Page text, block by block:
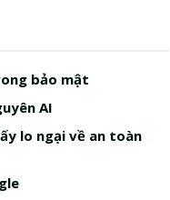
bảo mật
AI
lo ngại về an toàn